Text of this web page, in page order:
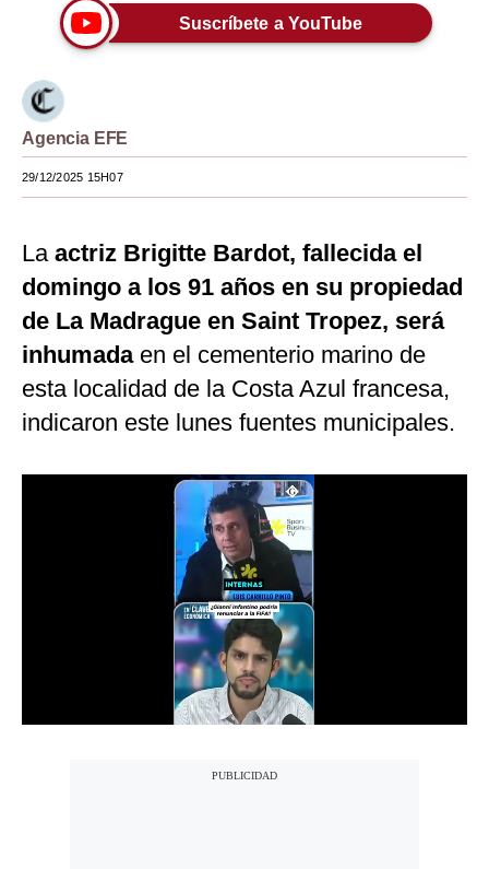
Mundo
EEUU
México
España
Internacional
Mix
G de Gestión
Notas Contratadas
Somos?
Suscríbete a YouTube
Agencia EFE
29/12/2025 15H07
La actriz Brigitte Bardot, fallecida el
domingo a los 91 años en su propiedad
de La Madrague en Saint Tropez, será
inhumadaen el cementerio marino de
esta localidad de la Costa Azul francesa,
indicaron este lunes fuentes municipales.